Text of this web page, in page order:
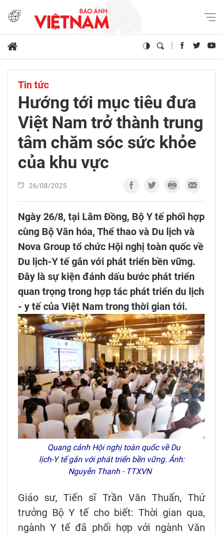
Tin tức
Hướng tới mục tiêu đưa
Việt Nam trở thành trung
tâm chăm sóc sức khỏe
của khu vực
26/08/2025
Ngày 26/8, tại Lâm Đồng, Bộ Y tế phối hợp
cùng Bộ Văn hóa, Thể thao và Du lịch và
Nova Group tổ chức Hội nghị toàn quốc về
Du lịch-Y tế gắn với phát triển bền vững.
Đây là sự kiện đánh dấu bước phát triển
quan trọng trong hợp tác phát triển du lịch
- y tế của Việt Nam trong thời gian tới.
Quang cảnh Hội nghị toàn quốc về Du
lịch-Y tế gắn với phát triển bền vững. Ảnh:
Nguyễn Thanh - TTXVN
Giáo sư, Tiến sĩ Trần Văn Thuấn, Thứ
trưởng Bộ Y tế cho biết: Thời gian qua,
ngành Y tế đã phối hợp với ngành Văn